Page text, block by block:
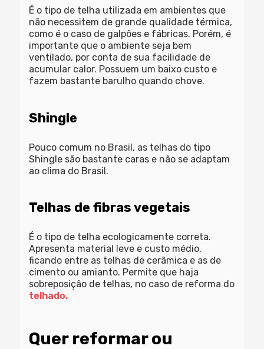
É o tipo de telha utilizada em ambientes que
não necessitem de grande qualidade térmica,
como é o caso de galpões e fábricas. Porém, é
importante que o ambiente seja bem
ventilado, por conta de sua facilidade de
acumular calor. Possuem um baixo custo e
fazem bastante barulho quando chove.
Shingle
Pouco comum no Brasil, as telhas do tipo
Shingle são bastante caras e não se adaptam
ao clima do Brasil.
Telhas de fibras vegetais
É o tipo de telha ecologicamente correta.
Apresenta material leve e custo médio,
ficando entre as telhas de cerâmica e as de
cimento ou amianto. Permite que haja
sobreposição de telhas, no caso de reforma do
telhado.
Quer reformar ou